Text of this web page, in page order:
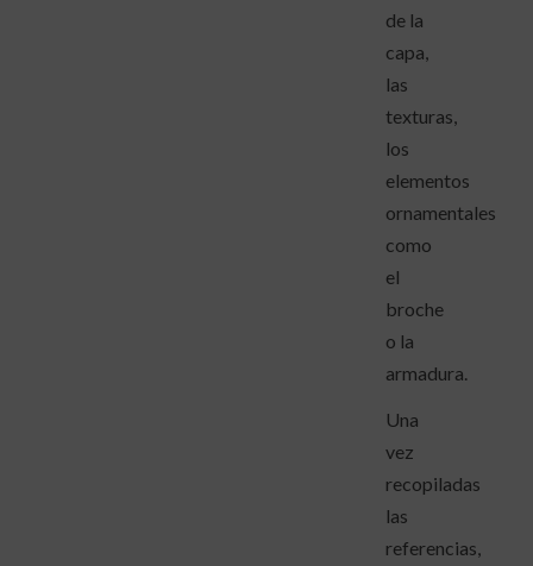
de la
capa,
las
texturas,
los
elementos
ornamentales
como
el
broche
o la
armadura.
Una
vez
recopiladas
las
referencias,